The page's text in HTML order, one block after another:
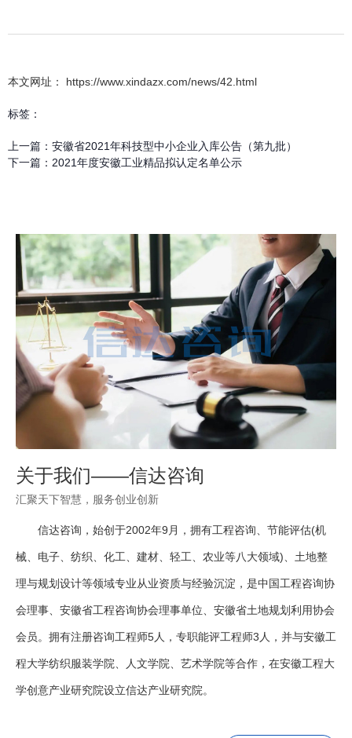
本文网址： https://www.xindazx.com/news/42.html
标签：
上一篇： 安徽省2021年科技型中小企业入库公告（第九批）
下一篇： 2021年度安徽工业精品拟认定名单公示
找不到任何内容
关于我们——信达咨询
汇聚天下智慧，服务创业创新
信达咨询，始创于2002年9月，拥有工程咨询、节能评估(机
械、电子、纺织、化工、建材、轻工、农业等八大领域)、土地整
理与规划设计等领域专业从业资质与经验沉淀，是中国工程咨询协
会理事、安徽省工程咨询协会理事单位、安徽省土地规划利用协会
会员。拥有注册咨询工程师5人，专职能评工程师3人，并与安徽工
程大学纺织服装学院、人文学院、艺术学院等合作，在安徽工程大
学创意产业研究院设立信达产业研究院。